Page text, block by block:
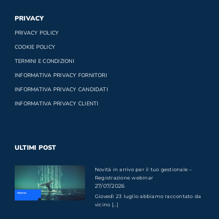
PRIVACY
PRIVACY POLICY
COOKIE POLICY
TERMINI E CONDIZIONI
INFORMATIVA PRIVACY FORNITORI
INFORMATIVA PRIVACY CANDIDATI
INFORMATIVA PRIVACY CLIENTI
ULTIMI POST
Novità in arrivo per il tuo gestionale –
Registrazione webinar
27/07/2026
Giovedì 23 luglio abbiamo raccontato da
vicino [...]